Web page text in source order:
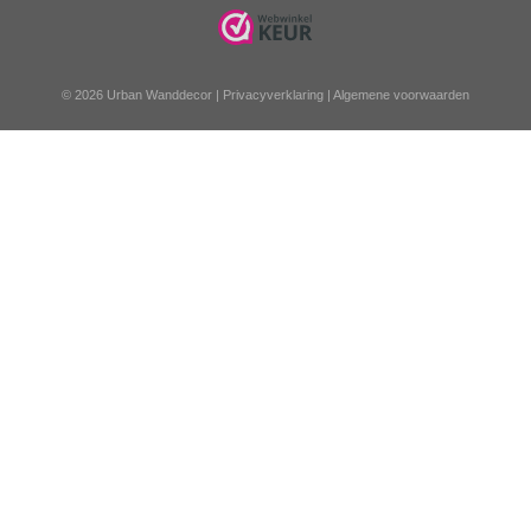
© 2026 Urban Wanddecor | Privacyverklaring | Algemene voorwaarden